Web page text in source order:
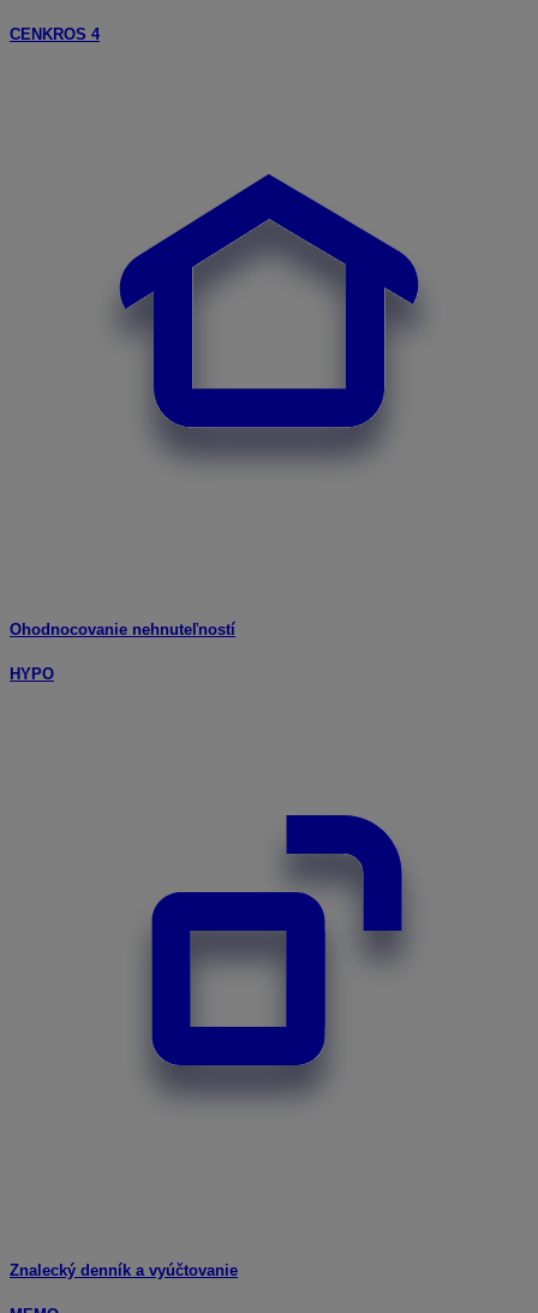
CENKROS 4
Ohodnocovanie nehnuteľností
HYPO
Znalecký denník a vyúčtovanie